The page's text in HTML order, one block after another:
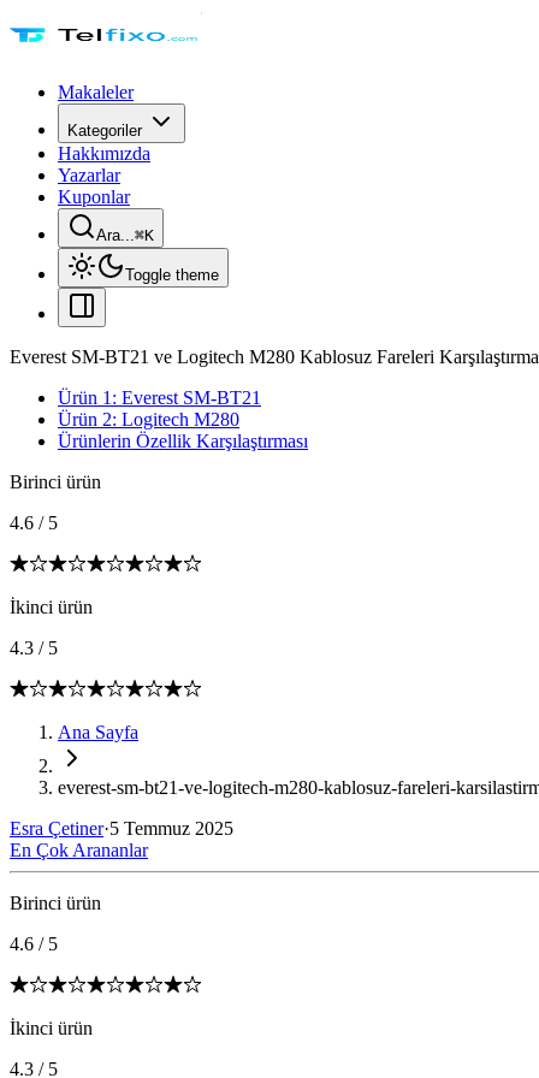
Makaleler
Kategoriler
Hakkımızda
Yazarlar
Kuponlar
Ara...⌘K
Toggle theme
Everest SM-BT21 ve Logitech M280 Kablosuz Fareleri
Ürün 1: Everest SM-BT21
Ürün 2: Logitech M280
Ürünlerin Özellik Karşılaştırması
Birinci ürün
4.6 / 5
İkinci ürün
4.3 / 5
Ana Sayfa
everest-sm-bt21-ve-logitech-m280-kablosuz-fareleri-
Esra Çetiner·5 Temmuz 2025
En Çok Arananlar
Birinci ürün
4.6 / 5
İkinci ürün
4.3 / 5